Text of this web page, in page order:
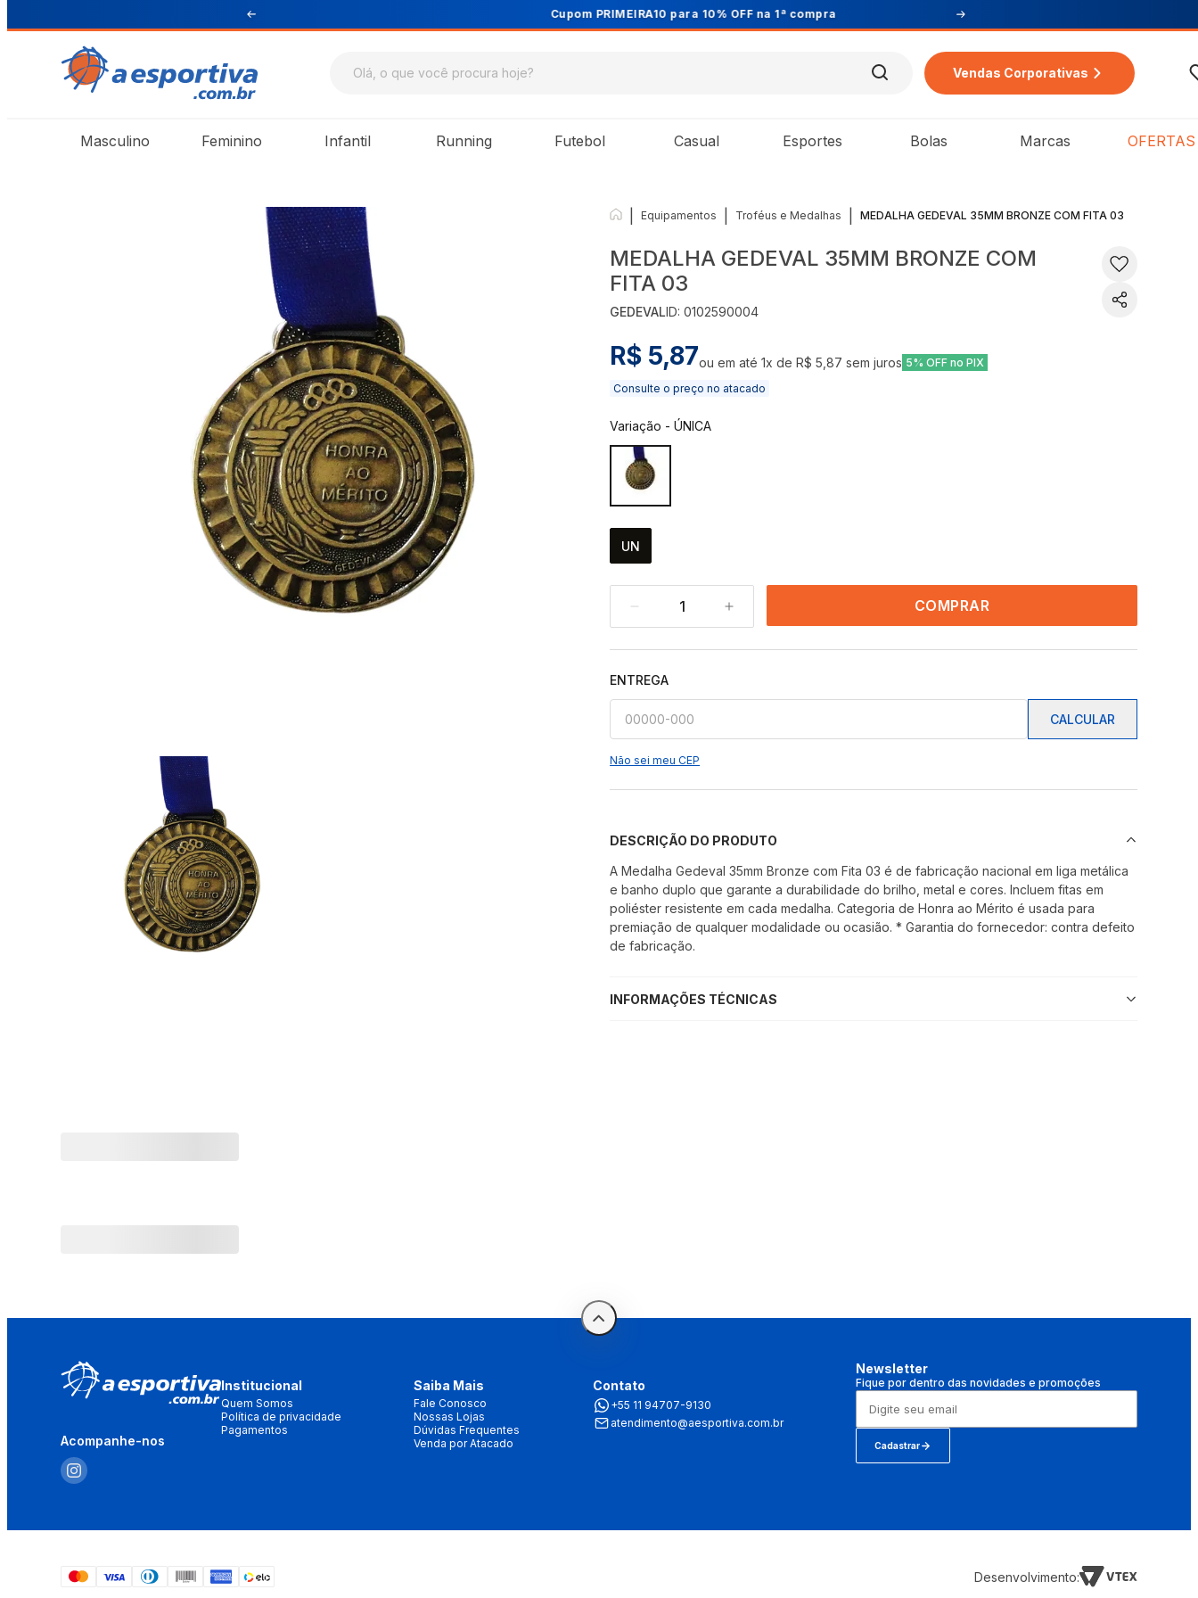
Cupom PRIMEIRA10 para 10% OFF na 1ª compra
Vendas Corporativas
Masculino Feminino Infantil Running Futebol Casual Esportes Bolas Marcas OFERTAS
Equipamentos Troféus e Medalhas MEDALHA GEDEVAL 35MM BRONZE COM FITA 03
MEDALHA GEDEVAL 35MM BRONZE COM
FITA 03
GEDEVALID:0102590004
R$ 5,87ou em até1x deR$ 5,87 sem juros 5% OFF no PIX
Consulte o preço no atacado
Variação -ÚNICA
UN
1 COMPRAR
ENTREGA
CALCULAR
Não sei meu CEP
DESCRIÇÃO DO PRODUTO
A Medalha Gedeval 35mm Bronze com Fita 03 é de fabricação nacional em liga metálica
e banho duplo que garante a durabilidade do brilho, metal e cores. Incluem fitas em
poliéster resistente em cada medalha. Categoria de Honra ao Mérito é usada para
premiação de qualquer modalidade ou ocasião. * Garantia do fornecedor: contra defeito
de fabricação.
INFORMAÇÕES TÉCNICAS
Acompanhe-nos
Institucional
Quem Somos
Política de privacidade
Pagamentos
Saiba Mais
Fale Conosco
Nossas Lojas
Dúvidas Frequentes
Venda por Atacado
Contato
+55 11 94707-9130
atendimento@aesportiva.com.br
Newsletter
Fique por dentro das novidades e promoções
Cadastrar
Desenvolvimento: